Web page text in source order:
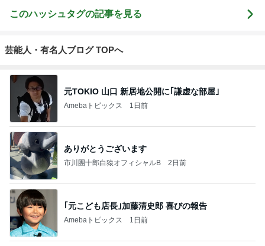
このハッシュタグの記事を見る
芸能人・有名人ブログ TOPへ
元TOKIO 山口 新居地公開に｢謙虚な部屋｣
Amebaトピックス 1日前
ありがとうございます
市川團十郎白猿オフィシャルB 2日前
｢元こども店長｣加藤清史郎 喜びの報告
Amebaトピックス 1日前